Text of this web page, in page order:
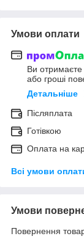
Умови оплати
Ви
або гроші
Детальніше
Післяплата
Готівкою
Оплата на
Всі умови
Умови
Повернення